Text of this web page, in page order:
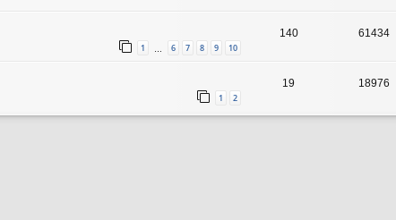
1 6 7 8 9 10
140 61434
1 2
19 18976